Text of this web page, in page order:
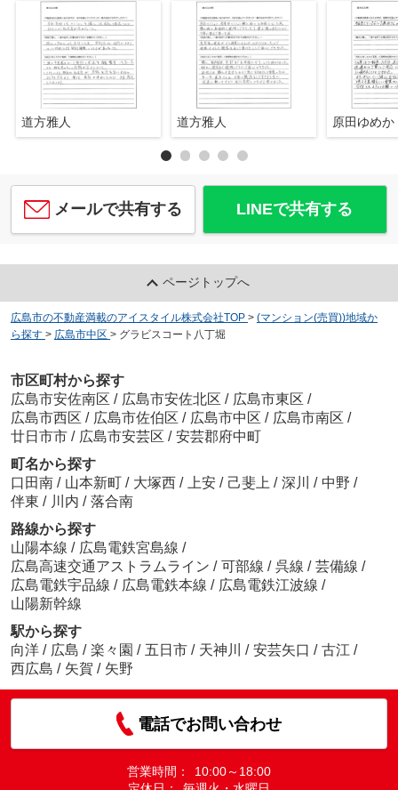
道方雅人 道方雅人 原田ゆめか
メールで共有する LINEで共有する
ページトップへ
広島市の不動産満載のアイスタイル株式会社TOP > (マンション(売買))地域か
ら探す > 広島市中区 > グラビスコート八丁堀
市区町村から探す
広島市安佐南区 / 広島市安佐北区 / 広島市東区 /
広島市西区 / 広島市佐伯区 / 広島市中区 / 広島市南区 /
廿日市市 / 広島市安芸区 / 安芸郡府中町
町名から探す
口田南 / 山本新町 / 大塚西 / 上安 / 己斐上 / 深川 / 中野 /
伴東 / 川内 / 落合南
路線から探す
山陽本線 / 広島電鉄宮島線 /
広島高速交通アストラムライン / 可部線 / 呉線 / 芸備線 /
広島電鉄宇品線 / 広島電鉄本線 / 広島電鉄江波線 /
山陽新幹線
駅から探す
向洋 / 広島 / 楽々園 / 五日市 / 天神川 / 安芸矢口 / 古江 /
西広島 / 矢賀 / 矢野
電話でお問い合わせ
営業時間：
10:00～18:00